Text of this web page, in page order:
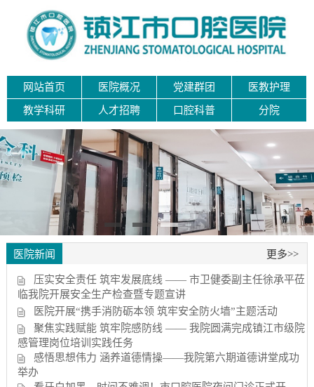
网站首页 医院概况 党建群团 医教护理
教学科研 人才招聘 口腔科普 分院
医院新闻 更多>>
压实安全责任 筑牢发展底线 —— 市卫健委副主任徐承平莅
临我院开展安全生产检查暨专题宣讲
医院开展“携手消防砺本领 筑牢安全防火墙”主题活动
聚焦实践赋能 筑牢院感防线 —— 我院圆满完成镇江市级院
感管理岗位培训实践任务
感悟思想伟力 涵养道德情操——我院第六期道德讲堂成功
举办